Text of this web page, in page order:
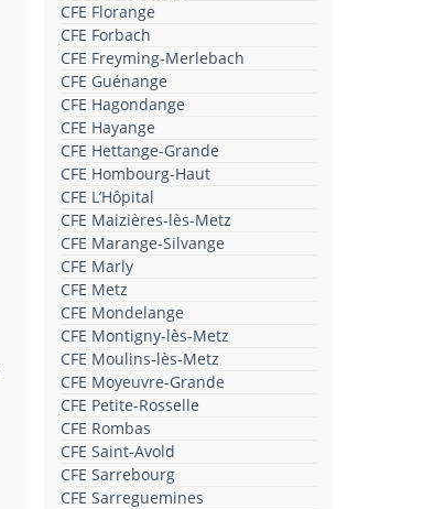
CFE Florange
CFE Forbach
CFE Freyming-Merlebach
CFE Guénange
CFE Hagondange
CFE Hayange
CFE Hettange-Grande
CFE Hombourg-Haut
CFE L’Hôpital
CFE Maizières-lès-Metz
CFE Marange-Silvange
CFE Marly
CFE Metz
CFE Mondelange
CFE Montigny-lès-Metz
CFE Moulins-lès-Metz
CFE Moyeuvre-Grande
CFE Petite-Rosselle
CFE Rombas
CFE Saint-Avold
CFE Sarrebourg
CFE Sarreguemines